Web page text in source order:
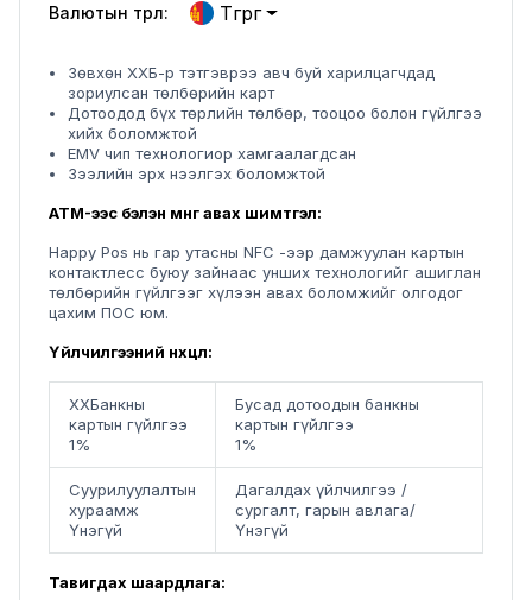
Валютын төрөл: Төгрөг
Зөвхөн ХХБ-р тэтгэврээ авч буй харилцагчдад
зориулсан төлбөрийн карт
Дотоодод бүх төрлийн төлбөр, тооцоо болон гүйлгээ
хийх боломжтой
EMV чип технологиор хамгаалагдсан
Зээлийн эрх нээлгэх боломжтой
ATM-ээс бэлэн мөнгө авах шимтгэл:
Happy Pos нь гар утасны NFC -ээр дамжуулан картын
контактлесс буюу зайнаас унших технологийг ашиглан
төлбөрийн гүйлгээг хүлээн авах боломжийг олгодог
цахим ПОС юм.
Үйлчилгээний нөхцөл:
ХХБанкны
картын гүйлгээ
1%
Бусад дотоодын банкны
картын гүйлгээ
1%
Суурилуулалтын
хураамж
Үнэгүй
Дагалдах үйлчилгээ /
сургалт, гарын авлага/
Үнэгүй
Тавигдах шаардлага: